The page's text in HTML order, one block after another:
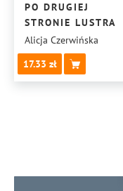
PO DRUGIEJ
STRONIE LUSTRA
Alicja Czerwińska
17.33